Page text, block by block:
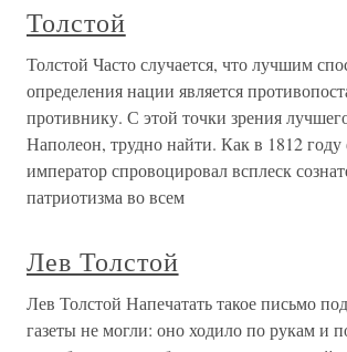
Толстой
Толстой Часто случается, что лучшим
определения нации является
противнику. С этой точки зрения
Наполеон, трудно найти. Как в 1812
император спровоцировал всплеск
патриотизма во всем
Лев Толстой
Лев Толстой Напечатать такое письмо
газеты не могли: оно ходило по рукам и